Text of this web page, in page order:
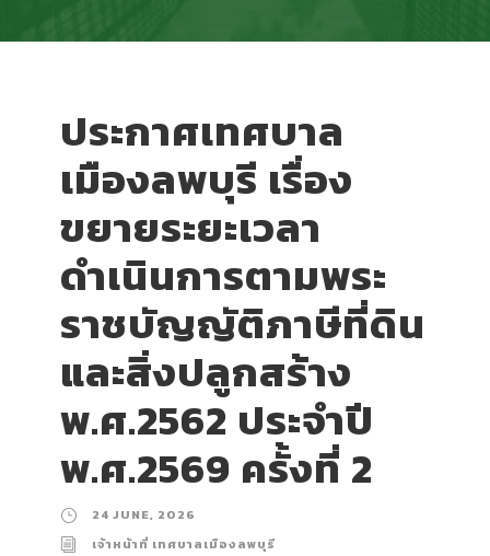
ประกาศเทศบาล
เมืองลพบุรี เรื่อง
ขยายระยะเวลา
ดำเนินการตามพระ
ราชบัญญัติภาษีที่ดิน
และสิ่งปลูกสร้าง
พ.ศ.2562 ประจำปี
พ.ศ.2569 ครั้งที่ 2
24 JUNE, 2026
เจ้าหน้าที่ เทศบาลเมืองลพบุรี